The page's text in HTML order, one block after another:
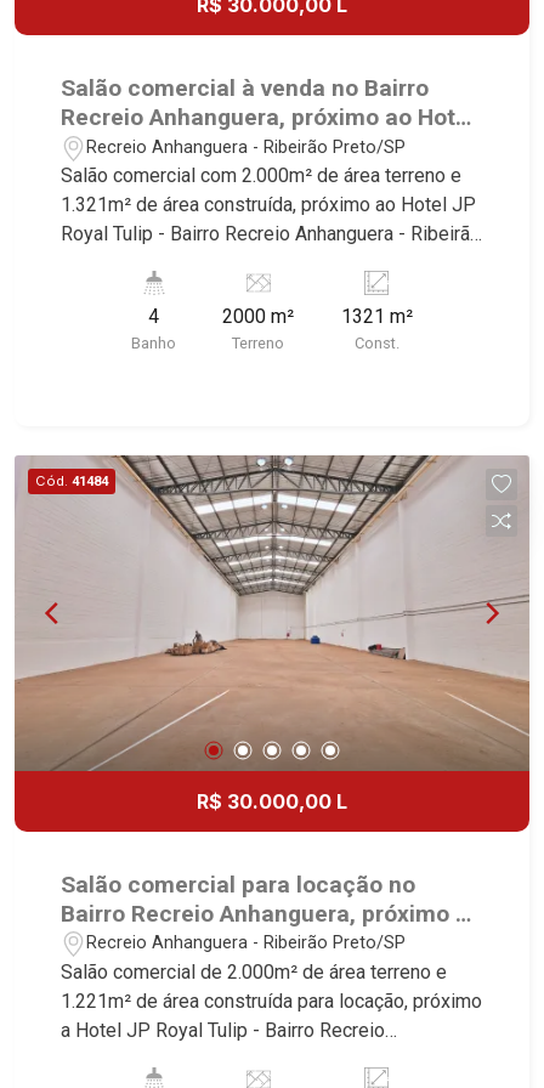
R$ 30.000,00 L
Salão comercial à venda no Bairro
Recreio Anhanguera, próximo ao Hotel
JP Royal Tulip - Ribeirão Preto/SP
Recreio Anhanguera - Ribeirão Preto/SP
Salão comercial com 2.000m² de área terreno e
1.321m² de área construída, próximo ao Hotel JP
Royal Tulip - Bairro Recreio Anhanguera - Ribeirão
imóvel que a Martinelli Imobiliária selecionou
para você: - 2.000m² de área terreno e 1.321m²
de área construída sendo 1.090m² de área salão
para caminhões - 4 docas - Pátios para manobras
- Carga e descarga Martinelli Imobiliária,
referência no mercado imobiliário desde 2000!
Avenida João Fiúsa, 1051 - Alto da Boa Vista |
4
Banho
2000 m²
Terreno
1321 m²
Const.
Cód. 41484
R$ 30.000,00 L
Salão comercial para locação no
Bairro Recreio Anhanguera, próximo a
Hotel JP Royal Tulip - Ribeirão
Preto/SP.
Recreio Anhanguera - Ribeirão Preto/SP
Salão comercial de 2.000m² de área terreno e
1.221m² de área construída para locação, próximo
a Hotel JP Royal Tulip - Bairro Recreio